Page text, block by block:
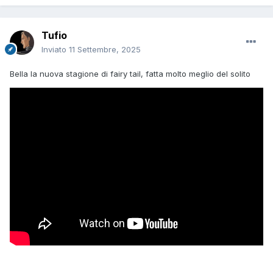
Tufio
Inviato 11 Settembre, 2025
Bella la nuova stagione di fairy tail, fatta molto meglio del solito